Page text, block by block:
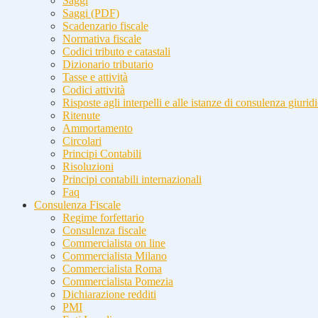
Saggi (PDF)
Scadenzario fiscale
Normativa fiscale
Codici tributo e catastali
Dizionario tributario
Tasse e attività
Codici attività
Risposte agli interpelli e alle istanze di consulenza
Ritenute
Ammortamento
Circolari
Principi Contabili
Risoluzioni
Principi contabili internazionali
Faq
Consulenza Fiscale
Regime forfettario
Consulenza fiscale
Commercialista on line
Commercialista Milano
Commercialista Roma
Commercialista Pomezia
Dichiarazione redditi
PMI